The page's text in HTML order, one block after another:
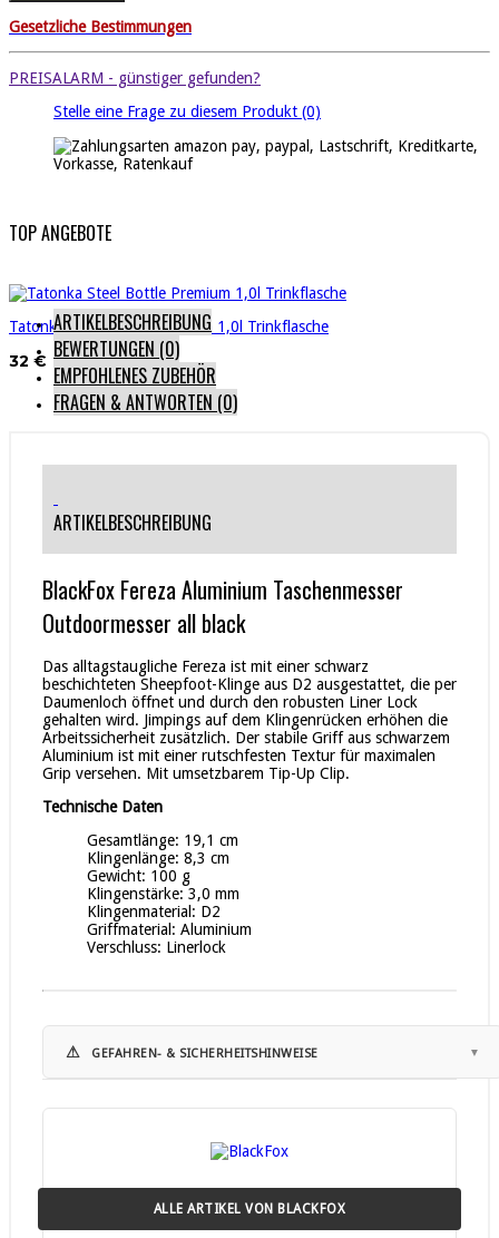
Gesetzliche Bestimmungen
PREISALARM - günstiger gefunden?
Stelle eine Frage zu diesem Produkt (0)
TOP ANGEBOTE
Tatonka Steel Bottle Premium 1,0l Trinkflasche
32 €
ARTIKELBESCHREIBUNG
BEWERTUNGEN (0)
EMPFOHLENES ZUBEHÖR
FRAGEN & ANTWORTEN (0)
ARTIKELBESCHREIBUNG
BlackFox Fereza Aluminium Taschenmesser
Outdoormesser all black
Das alltagstaugliche Fereza ist mit einer schwarz
beschichteten Sheepfoot-Klinge aus D2 ausgestattet, die per
Daumenloch öffnet und durch den robusten Liner Lock
gehalten wird. Jimpings auf dem Klingenrücken erhöhen die
Arbeitssicherheit zusätzlich. Der stabile Griff aus schwarzem
Aluminium ist mit einer rutschfesten Textur für maximalen
Grip versehen. Mit umsetzbarem Tip-Up Clip.
Technische Daten
Gesamtlänge: 19,1 cm
Klingenlänge: 8,3 cm
Gewicht: 100 g
Klingenstärke: 3,0 mm
Klingenmaterial: D2
Griffmaterial: Aluminium
Verschluss: Linerlock
⚠ GEFAHREN- & SICHERHEITSHINWEISE
Hinweise zur Nutzung:
Verwendung von Messern ist das Risiko von
• Scharfe Klingen können schnell durch Haut und Gewebe
ALLE ARTIKEL VON BLACKFOX